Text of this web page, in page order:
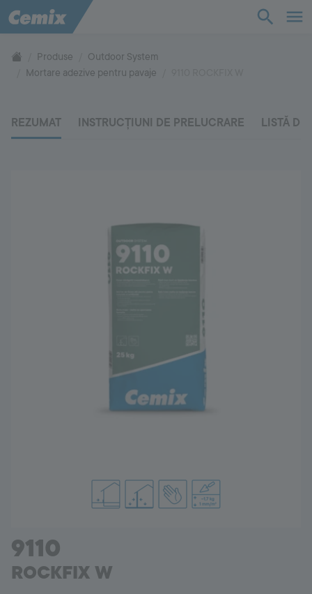
Bază de cunoștințe
Suport
Vă rugăm să ne contactați
Produse
Outdoor System
Mortare adezive pentru pavaje
REZUMAT INSTRUCȚIUNI DE PRELUCRARE LISTĂ DE
9110
ROCKFIX W